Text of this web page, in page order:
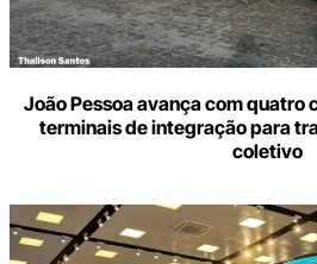
João Pessoa avança com quatro
terminais de integração para
coletivo